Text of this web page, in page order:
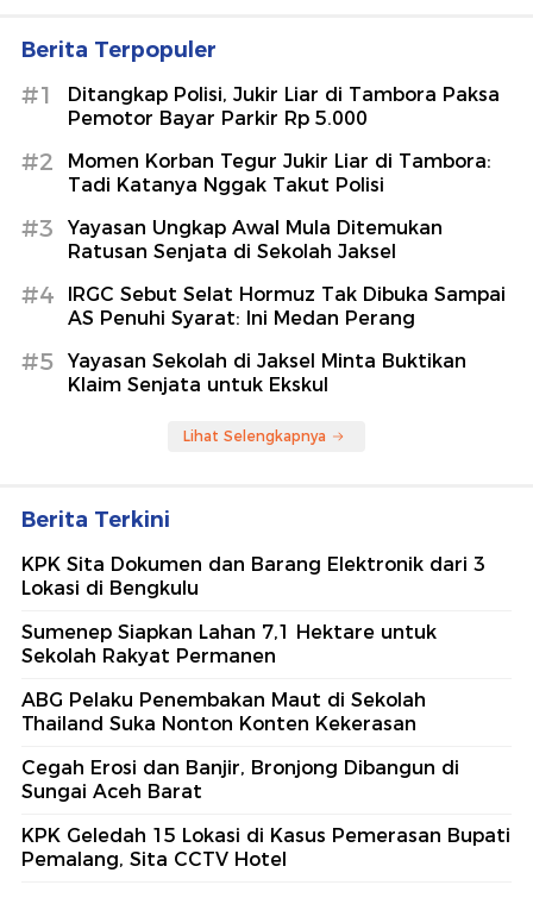
Berita Terpopuler
#1
Ditangkap Polisi, Jukir Liar di Tambora Paksa
Pemotor Bayar Parkir Rp 5.000
#2
Momen Korban Tegur Jukir Liar di Tambora:
Tadi Katanya Nggak Takut Polisi
#3
Yayasan Ungkap Awal Mula Ditemukan
Ratusan Senjata di Sekolah Jaksel
#4
IRGC Sebut Selat Hormuz Tak Dibuka Sampai
AS Penuhi Syarat: Ini Medan Perang
#5
Yayasan Sekolah di Jaksel Minta Buktikan
Klaim Senjata untuk Ekskul
Lihat Selengkapnya
Berita Terkini
KPK Sita Dokumen dan Barang Elektronik dari 3
Lokasi di Bengkulu
Sumenep Siapkan Lahan 7,1 Hektare untuk
Sekolah Rakyat Permanen
ABG Pelaku Penembakan Maut di Sekolah
Thailand Suka Nonton Konten Kekerasan
Cegah Erosi dan Banjir, Bronjong Dibangun di
Sungai Aceh Barat
KPK Geledah 15 Lokasi di Kasus Pemerasan Bupati
Pemalang, Sita CCTV Hotel